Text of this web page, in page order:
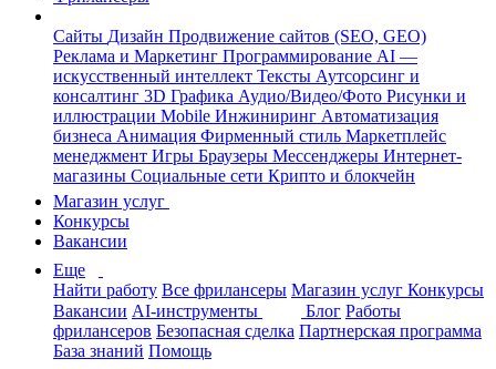
Сайты Дизайн Продвижение сайтов (SEO, GEO)
Реклама и Маркетинг Программирование AI —
искусственный интеллект Тексты Аутсорсинг и
консалтинг 3D Графика Аудио/Видео/Фото Рисунки и
иллюстрации Mobile Инжиниринг Автоматизация
бизнеса Анимация Фирменный стиль Маркетплейс
менеджмент Игры Браузеры Мессенджеры Интернет-
магазины Социальные сети Крипто и блокчейн
Магазин услуг
Конкурсы
Вакансии
Еще
Найти работу Все фрилансеры Магазин услуг Конкурсы
Вакансии AI-инструменты Блог Работы
фрилансеров Безопасная сделка Партнерская программа
База знаний Помощь